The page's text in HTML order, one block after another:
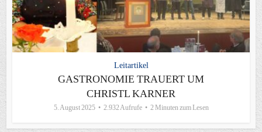
Leitartikel
GASTRONOMIE TRAUERT UM
CHRISTL KARNER
5. August 2025 2.932 Aufrufe 2 Minuten zum Lesen